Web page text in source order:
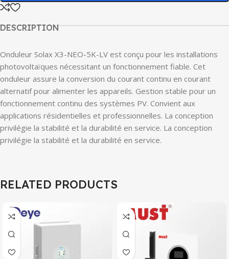
DESCRIPTION
Onduleur Solax X3-NEO-5K-LV est conçu pour les installations
photovoltaïques nécessitant un fonctionnement fiable. Cet
onduleur assure la conversion du courant continu en courant
alternatif pour alimenter les appareils. Gestion stable pour un
fonctionnement continu des systèmes PV. Convient aux
applications résidentielles et professionnelles. La conception
privilégie la stabilité et la durabilité en service. La conception
privilégie la stabilité et la durabilité en service.
RELATED PRODUCTS